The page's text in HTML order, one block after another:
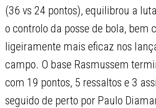
(36 vs 24 pontos), equilibrou a
o controlo da posse de bola, bem
ligeiramente mais eficaz nos
campo. O base Rasmussem
com 19 pontos, 5 ressaltos e 3
seguido de perto por Paulo